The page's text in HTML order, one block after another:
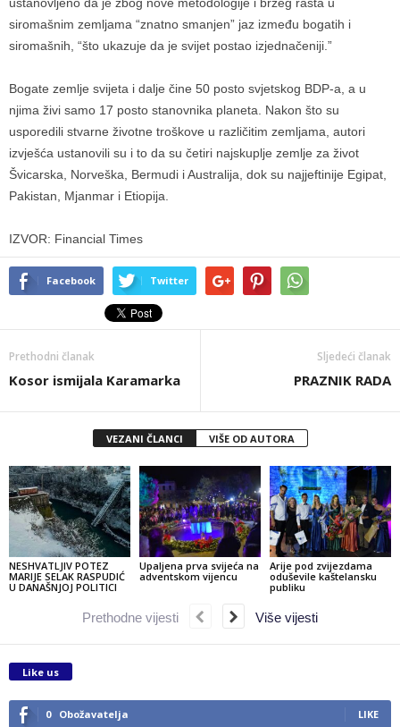
siromašnim zemljama “znatno smanjen” jaz između bogatih i
siromašnih, “što ukazuje da je svijet postao izjednačeniji.”
Bogate zemlje svijeta i dalje čine 50 posto svjetskog BDP-a, a u
njima živi samo 17 posto stanovnika planeta. Nakon što su
usporedili stvarne životne troškove u različitim zemljama, autori
izvješća ustanovili su i to da su četiri najskuplje zemlje za život
Švicarska, Norveška, Bermudi i Australija, dok su najjeftinije Egipat,
Pakistan, Mjanmar i Etiopija.
IZVOR: Financial Times
Facebook Twitter
Prethodni članak
Kosor ismijala Karamarka
Sljedeći članak
PRAZNIK RADA
VEZANI ČLANCI VIŠE OD AUTORA
NESHVATLJIV POTEZ
MARIJE SELAK RASPUDIĆ
U DANAŠNJOJ POLITICI
Upaljena prva svijeća na
adventskom vijencu
Arije pod zvijezdama
oduševile kaštelansku
publiku
Prethodne vijesti Više vijesti
Like us
0 Obožavatelja LIKE